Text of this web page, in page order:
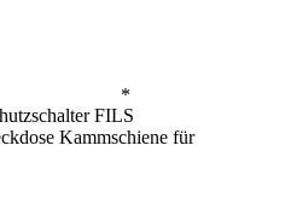
*
FILS
Kammschiene für